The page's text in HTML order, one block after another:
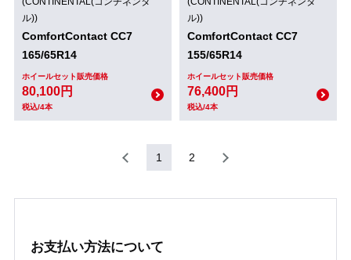
ル))
ComfortContact CC7
165/65R14
ホイールセット販売価格
80,100円
税込/4本
ル))
ComfortContact CC7
155/65R14
ホイールセット販売価格
76,400円
税込/4本
1 2
お支払い方法について